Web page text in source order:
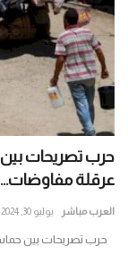
حرب تصريحات
عرقلة مفاوضات...
العرب مباشر يوليو 30, 2024
حرب تصريحات بين